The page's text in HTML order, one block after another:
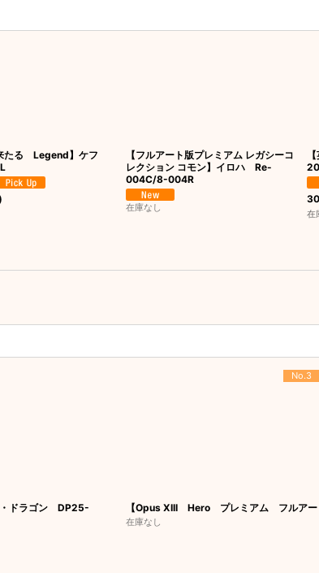
たる Legend】ケフ
【フルアート版プレミアム レガシーコ
レクション コモン】イロハ Re-
004C/8-004R
在庫なし
在
・ドラゴン DP25-
No.3
【Opus XIII Hero プレミアム フルア
在庫なし